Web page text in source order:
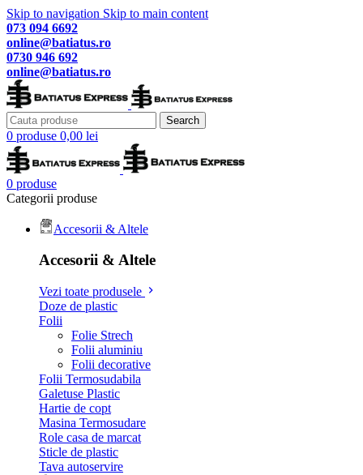
Skip to navigation Skip to main content
073 094 6692
online@batiatus.ro
0730 946 692
online@batiatus.ro
Search
0 produse 0,00 lei
0 produse
Categorii produse
Accesorii & Altele
Accesorii & Altele
Vezi toate produsele
Doze de plastic
Folii
Folie Strech
Folii aluminiu
Folii decorative
Folii Termosudabila
Galetuse Plastic
Hartie de copt
Masina Termosudare
Role casa de marcat
Sticle de plastic
Tava autoservire